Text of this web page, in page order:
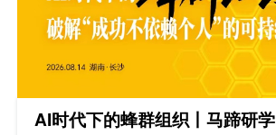
AI时代下的蜂群组织丨马蹄研学